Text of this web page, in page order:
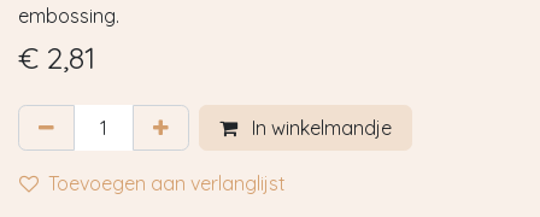
embossing.
€ 2,81
In winkelmandje
Toevoegen aan verlanglijst